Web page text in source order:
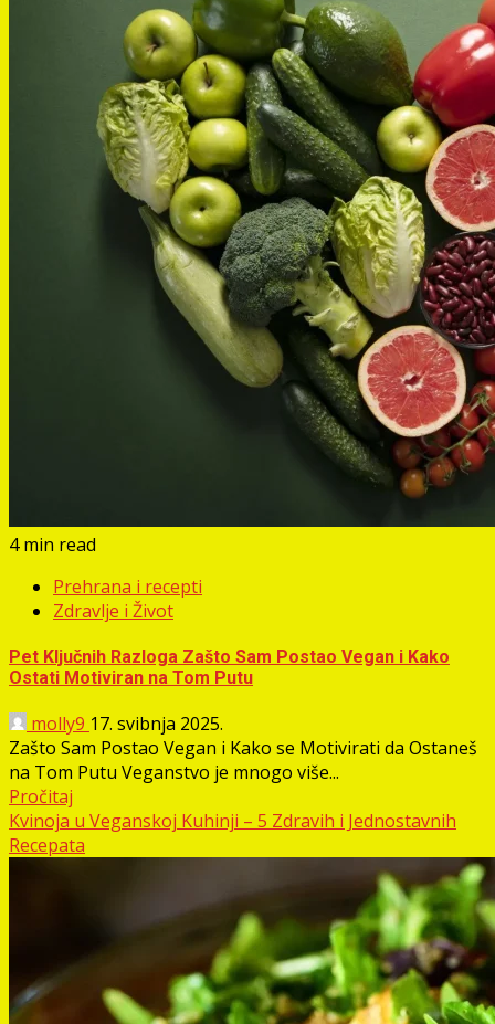
4 min read
Prehrana i recepti
Zdravlje i Život
Pet Ključnih Razloga Zašto Sam Postao Vegan i Kako
Ostati Motiviran na Tom Putu
molly9 17. svibnja 2025.
Zašto Sam Postao Vegan i Kako se Motivirati da Ostaneš
na Tom Putu Veganstvo je mnogo više...
Pročitaj
Kvinoja u Veganskoj Kuhinji – 5 Zdravih i Jednostavnih
Recepata